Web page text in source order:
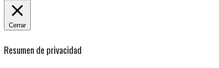
Cerrar
Resumen de privacidad